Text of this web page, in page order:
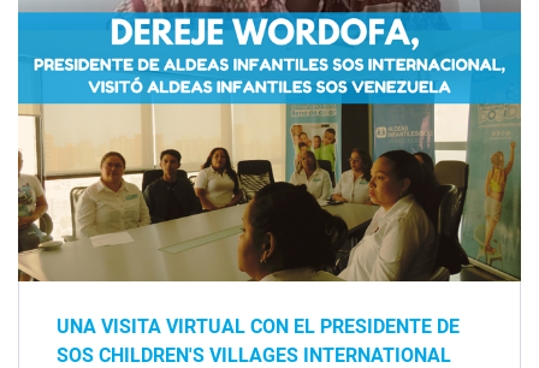
UNA VISITA VIRTUAL CON EL PRESIDENTE DE
SOS CHILDREN'S VILLAGES INTERNATIONAL